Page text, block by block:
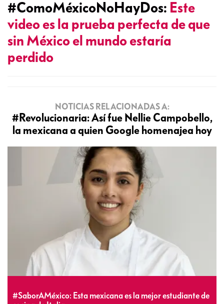
#ComoMéxicoNoHayDos: Este
video es la prueba perfecta de que
sin México el mundo estaría
perdido
NOTICIAS RELACIONADAS A:
#Revolucionaria: Así fue Nellie Campobello,
la mexicana a quien Google homenajea hoy
#SaborAMéxico: Esta mexicana es la mejor estudiante de